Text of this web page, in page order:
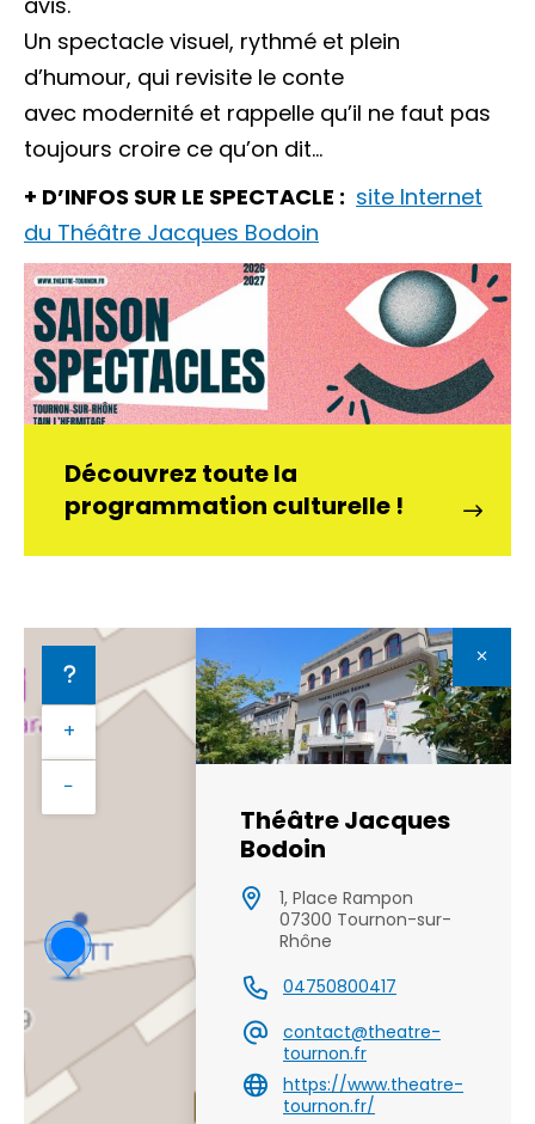
Un spectacle visuel, rythmé et plein
d’humour, qui revisite le conte
avec modernité et rappelle qu’il ne faut pas
toujours croire ce qu’on dit…
+ D’INFOS SUR LE SPECTACLE : site Internet
du Théâtre Jacques Bodoin
Découvrez toute la
programmation culturelle !
+
−
Théâtre Jacques
Bodoin
1, Place Rampon
07300 Tournon-sur-
Rhône
04750800417
contact@theatre-
tournon.fr
https://www.theatre-
tournon.fr/